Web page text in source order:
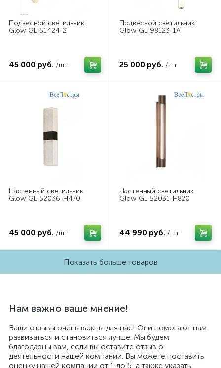
Подвесной светильник
Glow GL-51424-2
45 000 руб. /шт
Подвесной светильник
Glow GL-98123-1A
25 000 руб. /шт
Настенный светильник
Glow GL-52036-H470
45 000 руб. /шт
Настенный светильник
Glow GL-52031-H820
44 990 руб. /шт
Показать больше товаров
Нам важно ваше мнение!
Ваши отзывы очень важны для нас! Они помогают нам
развиваться и становиться лучше. Мы будем
благодарны вам, если вы оставите отзыв о
деятельности нашей компании. Вы можете поставить
оценку нашей компании от 1 до 5, а также указать